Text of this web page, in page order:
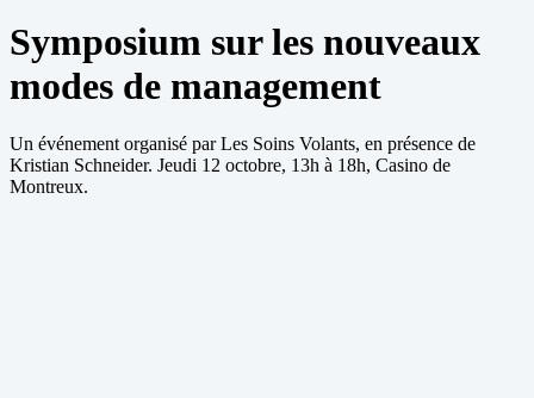
Symposium sur les nouveaux
modes de management
Un événement organisé par Les Soins Volants, en présence de
Kristian Schneider. Jeudi 12 octobre, 13h à 18h, Casino de
Montreux.